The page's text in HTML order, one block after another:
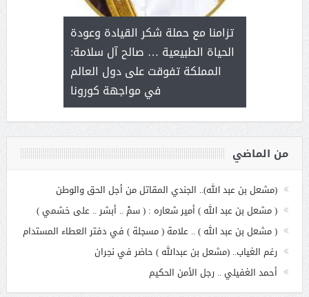
مع
بنت
تزامنا مع حملة شكر القيادة وعودة
الحياة الطبيعية … صالح آل سلامة:
المملكة تفوقت على دول العالم
في مواجهة كورونا
آل شرمه:
على برامج
هي أساس
من الماضي
(مشعل بن عبد الله).. الجندي المقاتل من أجل الحق والوطن
( مشعل بن عبد الله ) أمير شعاره : ( سمْ .. أبشر .. على خشمي )
( مشعل بن عبد الله ) .. علامة ( مسجلة ) في دفتر العطاء المستدام
رغم الغياب.. (مشعل بن عبدالله ) حاضر في نجران
أحمد الغفيلي .. رجل الأمن الحكيم